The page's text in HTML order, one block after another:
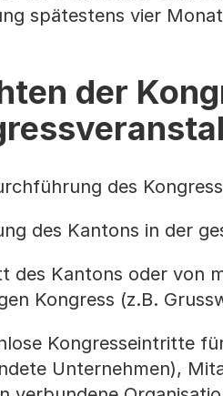
spätestens vier
der
des
des Kantons in der
des Kantons oder von
Kongress (z.B.
Kongresseintritte
Unternehmen),